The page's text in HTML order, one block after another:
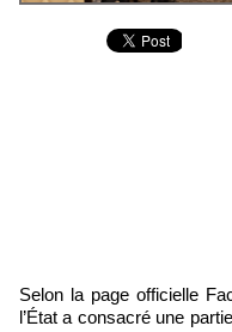
Selon la page officielle Facebook de la Présidence, le chef de
l’État a consacré une